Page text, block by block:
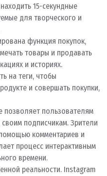
15-секундные
для творческого и
функция покупок,
товары и продавать
и историях.
на теги, чтобы
и совершать покупки,
позволяет пользователям
подписчикам. Зрители
комментариев и
процесс интерактивным
времени.
реальности. Instagram